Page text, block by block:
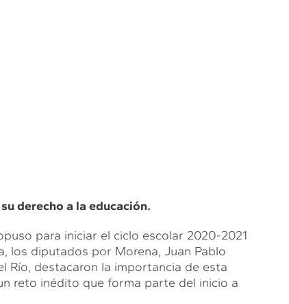
derecho a la educación.
para iniciar el ciclo escolar 2020-2021
los diputados por Morena, Juan Pablo
Río, destacaron la importancia de esta
reto inédito que forma parte del inicio a